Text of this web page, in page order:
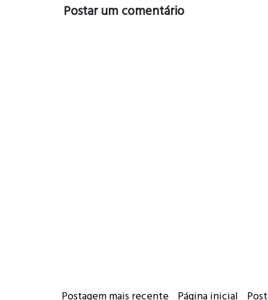
Postar um comentário
Postagem mais recente Página inicial